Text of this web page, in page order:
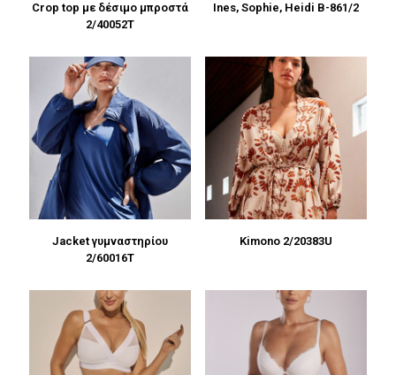
Crop top με δέσιμο μπροστά
2/40052T
Ines, Sophie, Heidi B-861/2
Jacket γυμναστηρίου
2/60016T
Kimono 2/20383U